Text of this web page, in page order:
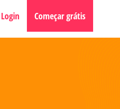
Login Começar grátis